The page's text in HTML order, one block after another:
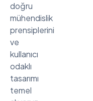
doğru
mühendislik
prensiplerini
ve
kullanıcı
odaklı
tasarımı
temel